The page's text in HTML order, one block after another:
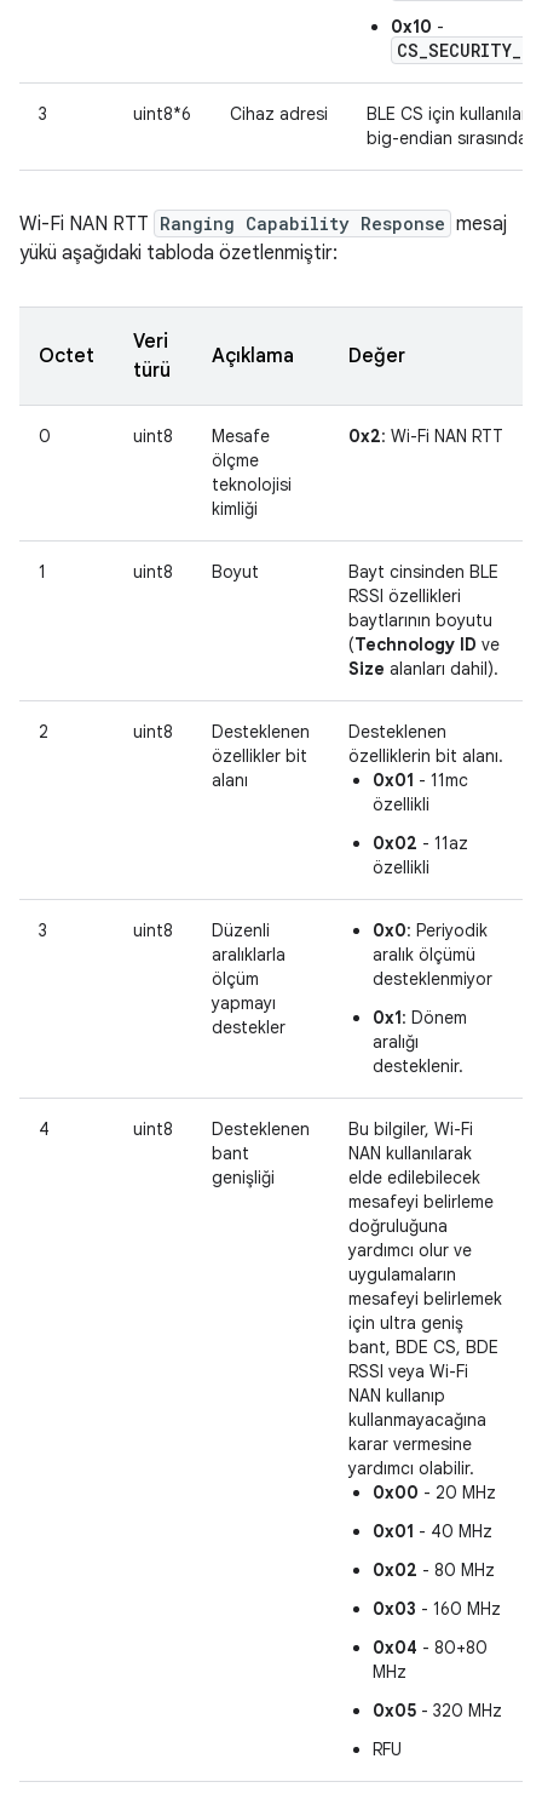
0x10 -
3 uint8*6 Cihaz adresi
BLE CS için kullanılan
big-endian
Wi-Fi NAN RTT Ranging Capability Response mesaj
yükü aşağıdaki tabloda özetlenmiştir:
Octet
Veri
türü
Açıklama Değer
0 uint8
Mesafe
ölçme
teknolojisi
kimliği
0x2: Wi-Fi NAN RTT
1 uint8 Boyut
Bayt cinsinden BLE
RSSI özellikleri
baytlarının boyutu
(Technology ID ve
Size alanları dahil).
2 uint8
Desteklenen
özellikler bit
alanı
Desteklenen
özelliklerin bit alanı.
0x01 - 11mc
özellikli
0x02 - 11az
özellikli
3 uint8
Düzenli
aralıklarla
ölçüm
yapmayı
destekler
0x0: Periyodik
aralık ölçümü
desteklenmiyor
0x1: Dönem
aralığı
desteklenir.
4 uint8
Desteklenen
bant
genişliği
Bu bilgiler, Wi-Fi
NAN kullanılarak
elde edilebilecek
mesafeyi belirleme
doğruluğuna
yardımcı olur ve
uygulamaların
mesafeyi belirlemek
için ultra geniş
bant, BDE CS, BDE
RSSI veya Wi-Fi
NAN kullanıp
kullanmayacağına
karar vermesine
yardımcı olabilir.
0x00 - 20 MHz
0x01 - 40 MHz
0x02 - 80 MHz
0x03 - 160 MHz
0x04 - 80+80
MHz
0x05 - 320 MHz
RFU